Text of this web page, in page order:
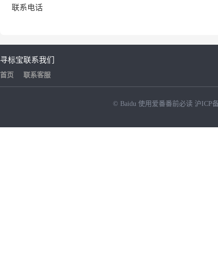
联系电话
寻标宝
首页
联系我们
联系客服
© Baidu 使用爱番番前必读 沪ICP